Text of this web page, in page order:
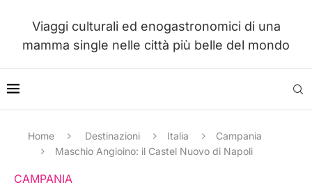
Viaggi culturali ed enogastronomici di una
mamma single nelle città più belle del mondo
Home Destinazioni Italia
Campania
Maschio Angioino: il Castel Nuovo di Napoli
CAMPANIA